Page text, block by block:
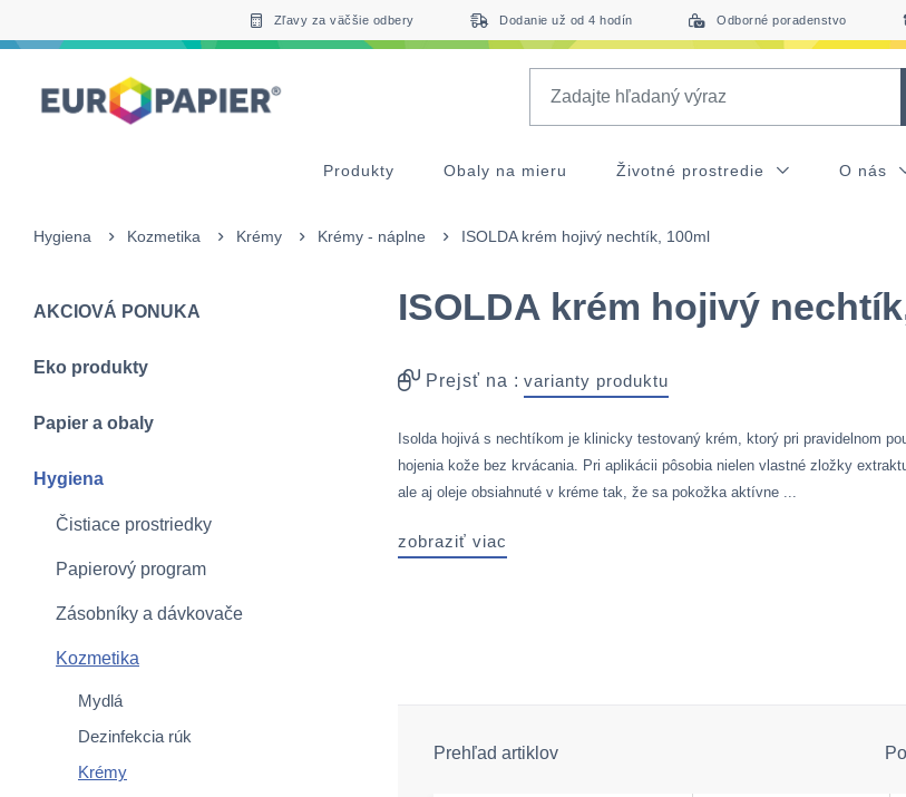
Zľavy za väčšie odbery Dodanie už od 4 hodín Odborné poradenstvo
Produkty Obaly na mieru Životné prostredie O nás
Hygiena Kozmetika Krémy Krémy - náplne ISOLDA krém hojivý nechtík, 100ml
AKCIOVÁ PONUKA
Eko produkty
Papier a obaly
Hygiena
Čistiace prostriedky
Papierový program
Zásobníky a dávkovače
Kozmetika
Mydlá
Dezinfekcia rúk
Krémy
ISOLDA krém hojivý
Prejsť na : varianty produktu
Isolda hojivá s nechtíkom je klinicky testovaný krém, ktorý pri pravidelnom
hojenia kože bez krvácania. Pri aplikácii pôsobia nielen vlastné zložky
ale aj oleje obsiahnuté v kréme tak, že sa pokožka aktívne ...
zobraziť viac
Prehľad artiklov